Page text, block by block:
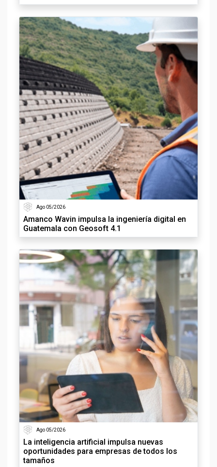
Ago 05/2026
Amanco Wavin impulsa la ingeniería digital en
Guatemala con Geosoft 4.1
Ago 05/2026
La inteligencia artificial impulsa nuevas
oportunidades para empresas de todos los
tamaños